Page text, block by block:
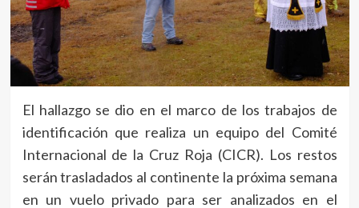
El hallazgo se dio en el marco de los trabajos de
identificación que realiza un equipo del Comité
Internacional de la Cruz Roja (CICR). Los restos
serán trasladados al continente la próxima semana
en un vuelo privado para ser analizados en el